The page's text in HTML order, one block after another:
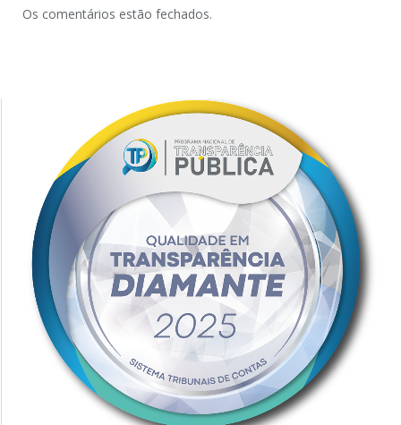
Os comentários estão fechados.